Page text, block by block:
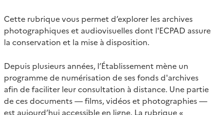
Cette rubrique vous permet d’explorer les archives
photographiques et audiovisuelles dont l'ECPAD assure
la conservation et la mise à disposition.
Depuis plusieurs années, l’Établissement mène un
programme de numérisation de ses fonds d'archives
afin de faciliter leur consultation à distance. Une partie
de ces documents — films, vidéos et photographies —
est aujourd’hui accessible en ligne. La rubrique «